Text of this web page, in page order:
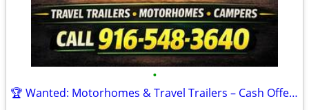
•
🏆 Wanted: Motorhomes & Travel Trailers – Cash Offers! 🏆